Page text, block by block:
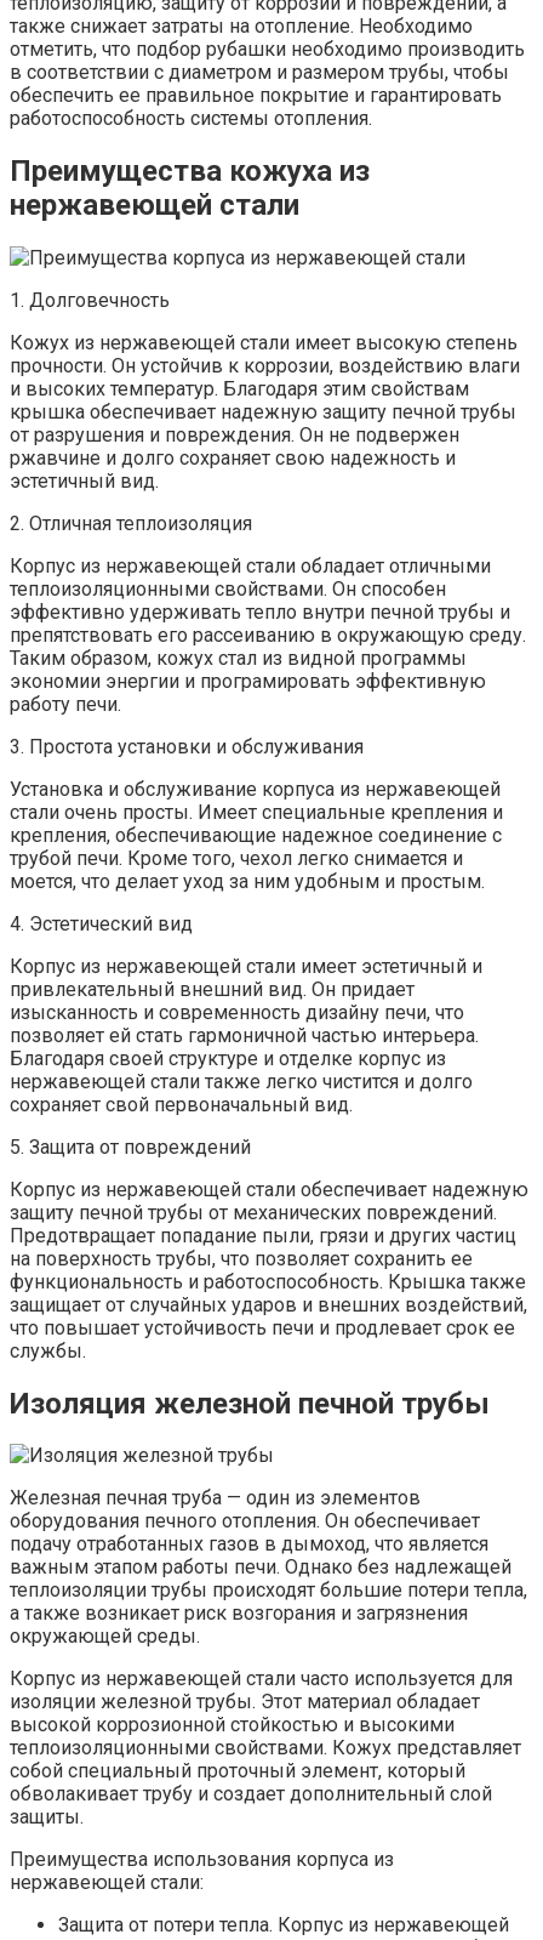
также снижает затраты на отопление. Необходимо
отметить, что подбор рубашки необходимо производить
в соответствии с диаметром и размером трубы, чтобы
обеспечить ее правильное покрытие и гарантировать
работоспособность системы отопления.
Преимущества кожуха из
нержавеющей стали
1. Долговечность
Кожух из нержавеющей стали имеет высокую степень
прочности. Он устойчив к коррозии, воздействию влаги
и высоких температур. Благодаря этим свойствам
крышка обеспечивает надежную защиту печной трубы
от разрушения и повреждения. Он не подвержен
ржавчине и долго сохраняет свою надежность и
эстетичный вид.
2. Отличная теплоизоляция
Корпус из нержавеющей стали обладает отличными
теплоизоляционными свойствами. Он способен
эффективно удерживать тепло внутри печной трубы и
препятствовать его рассеиванию в окружающую среду.
Таким образом, кожух стал из видной программы
экономии энергии и програмировать эффективную
работу печи.
3. Простота установки и обслуживания
Установка и обслуживание корпуса из нержавеющей
стали очень просты. Имеет специальные крепления и
крепления, обеспечивающие надежное соединение с
трубой печи. Кроме того, чехол легко снимается и
моется, что делает уход за ним удобным и простым.
4. Эстетический вид
Корпус из нержавеющей стали имеет эстетичный и
привлекательный внешний вид. Он придает
изысканность и современность дизайну печи, что
позволяет ей стать гармоничной частью интерьера.
Благодаря своей структуре и отделке корпус из
нержавеющей стали также легко чистится и долго
сохраняет свой первоначальный вид.
5. Защита от повреждений
Корпус из нержавеющей стали обеспечивает надежную
защиту печной трубы от механических повреждений.
Предотвращает попадание пыли, грязи и других частиц
на поверхность трубы, что позволяет сохранить ее
функциональность и работоспособность. Крышка также
защищает от случайных ударов и внешних воздействий,
что повышает устойчивость печи и продлевает срок ее
службы.
Изоляция железной печной трубы
Железная печная труба — один из элементов
оборудования печного отопления. Он обеспечивает
подачу отработанных газов в дымоход, что является
важным этапом работы печи. Однако без надлежащей
теплоизоляции трубы происходят большие потери тепла,
а также возникает риск возгорания и загрязнения
окружающей среды.
Корпус из нержавеющей стали часто используется для
изоляции железной трубы. Этот материал обладает
высокой коррозионной стойкостью и высокими
теплоизоляционными свойствами. Кожух представляет
собой специальный проточный элемент, который
обволакивает трубу и создает дополнительный слой
защиты.
Преимущества использования корпуса из
нержавеющей стали:
Защита от потери тепла. Корпус из нержавеющей